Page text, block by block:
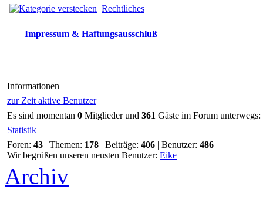
Rechtliches
Impressum & Haftungsausschluß
Informationen
zur Zeit aktive Benutzer
Es sind momentan 0 Mitglieder und 361 Gäste im Forum unterwegs:
Statistik
Foren: 43 | Themen: 178 | Beiträge: 406 | Benutzer: 486
Wir begrüßen unseren neusten Benutzer: Eike
Archiv